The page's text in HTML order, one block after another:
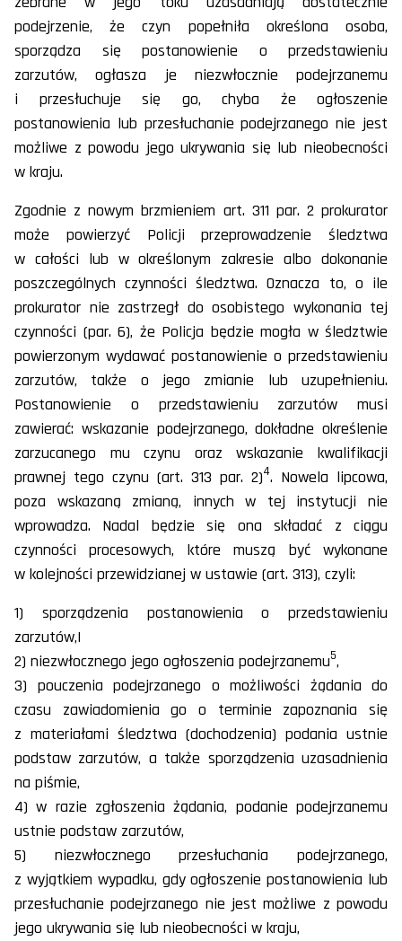
podejrzenie, że czyn popełniła określona osoba,
sporządza się postanowienie o przedstawieniu
zarzutów, ogłasza je niezwłocznie podejrzanemu
i przesłuchuje się go, chyba że ogłoszenie
postanowienia lub przesłuchanie podejrzanego nie jest
możliwe z powodu jego ukrywania się lub nieobecności
w kraju.
Zgodnie z nowym brzmieniem art. 311 par. 2 prokurator
może powierzyć Policji przeprowadzenie śledztwa
w całości lub w określonym zakresie albo dokonanie
poszczególnych czynności śledztwa. Oznacza to, o ile
prokurator nie zastrzegł do osobistego wykonania tej
czynności (par. 6), że Policja będzie mogła w śledztwie
powierzonym wydawać postanowienie o przedstawieniu
zarzutów, także o jego zmianie lub uzupełnieniu.
Postanowienie o przedstawieniu zarzutów musi
zawierać: wskazanie podejrzanego, dokładne określenie
zarzucanego mu czynu oraz wskazanie kwalifikacji
prawnej tego czynu (art. 313 par. 2)4. Nowela lipcowa,
poza wskazaną zmianą, innych w tej instytucji nie
wprowadza. Nadal będzie się ona składać z ciągu
czynności procesowych, które muszą być wykonane
w kolejności przewidzianej w ustawie (art. 313), czyli:
1) sporządzenia postanowienia o przedstawieniu
zarzutów,|
2) niezwłocznego jego ogłoszenia podejrzanemu5,
3) pouczenia podejrzanego o możliwości żądania do
czasu zawiadomienia go o terminie zapoznania się
z materiałami śledztwa (dochodzenia) podania ustnie
podstaw zarzutów, a także sporządzenia uzasadnienia
na piśmie,
4) w razie zgłoszenia żądania, podanie podejrzanemu
ustnie podstaw zarzutów,
5) niezwłocznego przesłuchania podejrzanego,
z wyjątkiem wypadku, gdy ogłoszenie postanowienia lub
przesłuchanie podejrzanego nie jest możliwe z powodu
jego ukrywania się lub nieobecności w kraju,